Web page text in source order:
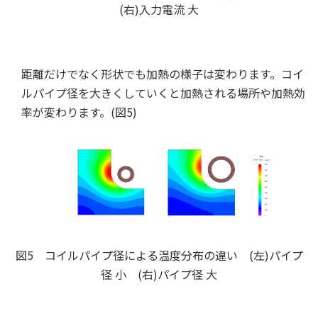
(右)入力電流 大
距離だけでなく形状でも加熱の様子は変わります。コイ
ルパイプ径を大きくしていくと加熱される場所や加熱効
率が変わります。(図5)
図5 コイルパイプ径による温度分布の違い (左)パイプ
径 小 (右)パイプ径 大